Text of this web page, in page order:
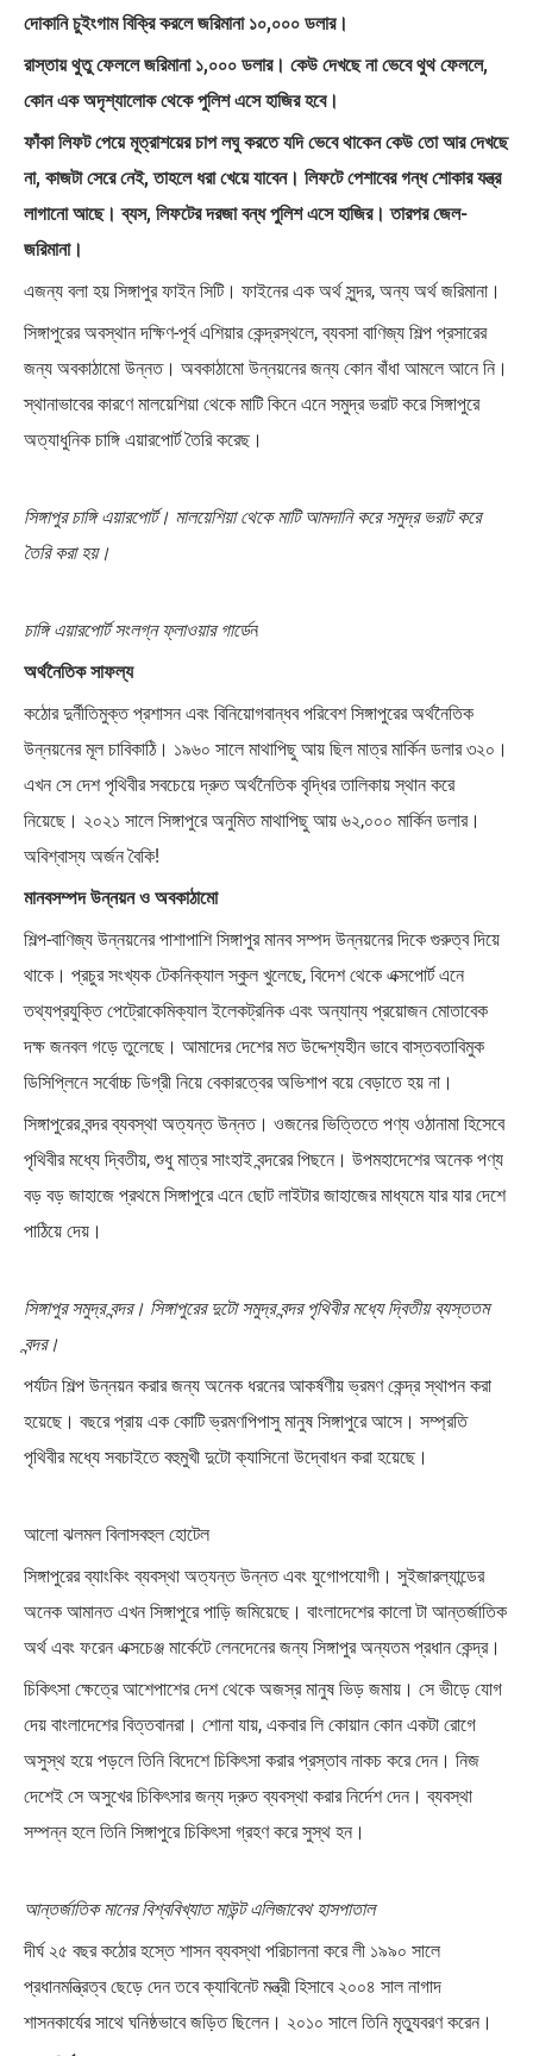
দোকানি চুইংগাম বিক্রি করলে জরিমানা ১০,০০০ ডলার।
রাস্তায় থুতু ফেললে জরিমানা ১,০০০ ডলার‌। কেউ দেখছে না ভেবে থুথ ফেললে,
কোন এক অদৃশ্যালোক থেকে পুলিশ এসে হাজির হবে।
ফাঁকা লিফট পেয়ে মূত্রাশয়ের চাপ লঘু করতে যদি ভেবে থাকেন কেউ তো আর দেখছে
না, কাজটা সেরে নেই, তাহলে ধরা খেয়ে যাবেন। লিফটে পেশাবের গন্ধ শোকার যন্ত্র
লাগানো আছে। ব্যস, লিফটের দরজা বন্ধ পুলিশ এসে হাজির। তারপর জেল-
জরিমানা।
এজন্য বলা হয় সিঙ্গাপুর ফাইন সিটি। ফাইনের এক অর্থ সুন্দর, অন্য অর্থ জরিমানা।
সিঙ্গাপুরের অবস্থান দক্ষিণ-পূর্ব এশিয়ার কেন্দ্রস্থলে, ব্যবসা বাণিজ্য শিল্প প্রসারের
জন্য অবকাঠামো উন্নত। অবকাঠামো উন্নয়নের জন্য কোন বাঁধা আমলে আনে নি।
স্থানাভাবের কারণে মালয়েশিয়া থেকে মাটি কিনে এনে সমুদ্র ভরাট করে সিঙ্গাপুরে
অত্যাধুনিক চাঙ্গি এয়ারপোর্ট তৈরি করেছ।
সিঙ্গাপুর চাঙ্গি এয়ারপোর্ট। মালয়েশিয়া থেকে মাটি আমদানি করে সমুদ্র ভরাট করে
তৈরি করা হয়।
চাঙ্গি এয়ারপোর্ট সংলগ্ন ফ্লাওয়ার গার্ডেন
অর্থনৈতিক সাফল্য
কঠোর দুর্নীতিমুক্ত প্রশাসন এবং বিনিয়োগবান্ধব পরিবেশ সিঙ্গাপুরের অর্থনৈতিক
উন্নয়নের মূল চাবিকাঠি। ১৯৬০ সালে মাথাপিছু আয় ছিল মাত্র মার্কিন ডলার ৩২০।
এখন সে দেশ পৃথিবীর সবচেয়ে দ্রুত অর্থনৈতিক বৃদ্ধির তালিকায় স্থান করে
নিয়েছে। ২০২১ সালে সিঙ্গাপুরে অনুমিত মাথাপিছু আয় ৬২,০০০ মার্কিন ডলার।
অবিশ্বাস্য অর্জন বৈকি!
মানবসম্পদ উন্নয়ন ও অবকাঠামো
শিল্প-বাণিজ্য উন্নয়নের পাশাপাশি সিঙ্গাপুর মানব সম্পদ উন্নয়নের দিকে গুরুত্ব দিয়ে
থাকে। প্রচুর সংখ্যক টেকনিক্যাল স্কুল খুলেছে, বিদেশ থেকে এক্সপোর্ট এনে
তথ্যপ্রযুক্তি পেট্রোকেমিক্যাল ইলেকট্রনিক এবং অন্যান্য প্রয়োজন মোতাবেক
দক্ষ জনবল গড়ে তুলেছে। আমাদের দেশের মত উদ্দেশ্যহীন ভাবে বাস্তবতাবিমুক
ডিসিপ্লিনে সর্বোচ্চ ডিগ্রী নিয়ে বেকারত্বের অভিশাপ বয়ে বেড়াতে হয় না।
সিঙ্গাপুরের বন্দর ব্যবস্থা অত্যন্ত উন্নত। ওজনের ভিত্তিতে পণ্য ওঠানামা হিসেবে
পৃথিবীর মধ্যে দ্বিতীয়, শুধু মাত্র সাংহাই বন্দরের পিছনে। উপমহাদেশের অনেক পণ্য
বড় বড় জাহাজে প্রথমে সিঙ্গাপুরে এনে ছোট লাইটার জাহাজের মাধ্যমে যার যার দেশে
পাঠিয়ে দেয়।
সিঙ্গাপুর সমুদ্র বন্দর। সিঙ্গাপুরের দুটো সমুদ্র বন্দর পৃথিবীর মধ্যে দ্বিতীয় ব্যস্ততম
বন্দর।
পর্যটন শিল্প উন্নয়ন করার জন্য অনেক ধরনের আকর্ষণীয় ভ্রমণ কেন্দ্র স্থাপন করা
হয়েছে। বছরে প্রায় এক কোটি ভ্রমণপিপাসু মানুষ সিঙ্গাপুরে আসে। সম্প্রতি
পৃথিবীর মধ্যে সবচাইতে বহুমুখী দুটো ক্যাসিনো উদ্বোধন করা হয়েছে।
আলো ঝলমল বিলাসবহুল হোটেল
সিঙ্গাপুরের ব্যাংকিং ব্যবস্থা অত্যন্ত উন্নত এবং যুগোপযোগী। সুইজারল্যান্ডের
অনেক আমানত এখন সিঙ্গাপুরে পাড়ি জমিয়েছে। বাংলাদেশের কালো টা আন্তর্জাতিক
অর্থ এবং ফরেন এক্সচেঞ্জ মার্কেটে লেনদেনের জন্য সিঙ্গাপুর অন্যতম প্রধান কেন্দ্র।
চিকিৎসা ক্ষেত্রে আশেপাশের দেশ থেকে অজস্র মানুষ ভিড় জমায়। সে ভীড়ে যোগ
দেয় বাংলাদেশের বিত্তবানরা। শোনা যায়, একবার লি কোয়ান কোন একটা রোগে
অসুস্থ হয়ে পড়লে তিনি বিদেশে চিকিৎসা করার প্রস্তাব নাকচ করে দেন। নিজ
দেশেই সে অসুখের চিকিৎসার জন্য দ্রুত ব্যবস্থা করার নির্দেশ দেন। ব্যবস্থা
সম্পন্ন হলে তিনি সিঙ্গাপুরে চিকিৎসা গ্রহণ করে সুস্থ হন।
আন্তর্জাতিক মানের বিশ্ববিখ্যাত মাউন্ট এলিজাবেথ হাসপাতাল
দীর্ঘ ২৫ বছর কঠোর হস্তে শাসন ব্যবস্থা পরিচালনা করে লী ১৯৯০ সালে
প্রধানমন্ত্রিত্ব ছেড়ে দেন তবে ক্যাবিনেট মন্ত্রী হিসাবে ২০০৪ সাল নাগাদ
শাসনকার্যের সাথে ঘনিষ্ঠভাবে জড়িত ছিলেন। ২০১০ সালে তিনি মৃত্যুবরণ করেন।